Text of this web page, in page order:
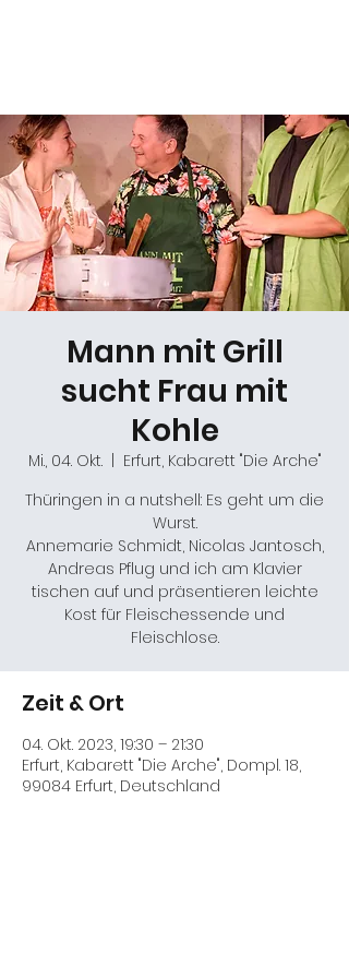
Mann mit Grill
sucht Frau mit
Kohle
Mi., 04. Okt.
  |
Erfurt, Kabarett "Die Arche"
Thüringen in a nutshell: Es geht um die
Wurst.
Annemarie Schmidt, Nicolas Jantosch,
Andreas Pflug und ich am Klavier
tischen auf und präsentieren leichte
Kost für Fleischessende und
Fleischlose.
Zeit & Ort
04. Okt. 2023, 19:30 – 21:30
Erfurt, Kabarett "Die Arche", Dompl. 18,
99084 Erfurt, Deutschland